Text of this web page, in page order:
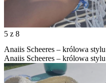
5 z 8
Anaiis Scheeres – królowa stylu
Anaiis Scheeres – królowa stylu